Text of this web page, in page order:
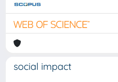
social impact